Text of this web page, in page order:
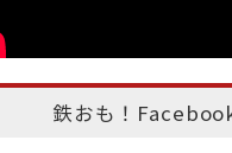
鉄おも！